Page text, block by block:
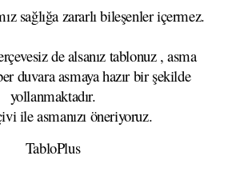
sağlığa zararlı bileşenler içermez.
de alsanız tablonuz , asma
duvara asmaya hazır bir şekilde
yollanmaktadır.
ile asmanızı öneriyoruz.
TabloPlus